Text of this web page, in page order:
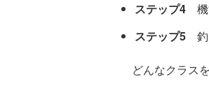
ステップ4 機
ステップ5 釣
どんなクラス